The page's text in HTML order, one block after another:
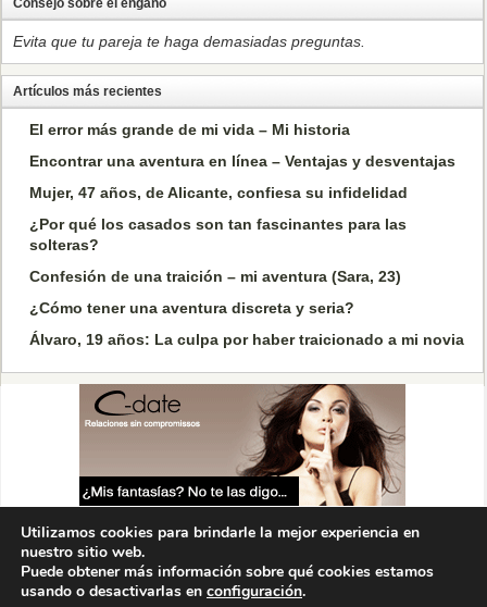
Consejo sobre el engaño
Evita que tu pareja te haga demasiadas preguntas.
Artículos más recientes
El error más grande de mi vida – Mi historia
Encontrar una aventura en línea – Ventajas y desventajas
Mujer, 47 años, de Alicante, confiesa su infidelidad
¿Por qué los casados son tan fascinantes para las
solteras?
Confesión de una traición – mi aventura (Sara, 23)
¿Cómo tener una aventura discreta y seria?
Álvaro, 19 años: La culpa por haber traicionado a mi novia
Copyright 2013-2026 Tener Aventura. Todos los derechos reservados.
Contacto – Condiciones de uso
Utilizamos cookies para brindarle la mejor experiencia en
nuestro sitio web.
Puede obtener más información sobre qué cookies estamos
usando o desactivarlas en configuración.